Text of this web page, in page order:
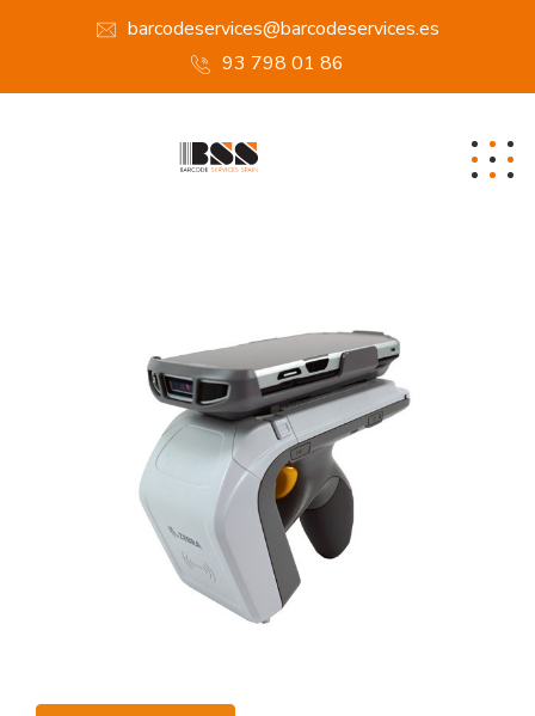
barcodeservices@barcodeservices.es
93 798 01 86